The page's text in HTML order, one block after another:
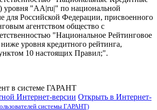
уровня "АА|ru|" по национальной
для Российской Федерации, присвоенного
агентством общество с
"Национальное Рейтинговое
уровня кредитного рейтинга,
10 настоящих Правил;".
в системе ГАРАНТ
Интернет-версии Открыть в Интернет-
системы ГАРАНТ)